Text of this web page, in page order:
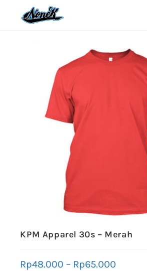
KPM Apparel 30s – Merah
Rp48.000 – Rp65.000